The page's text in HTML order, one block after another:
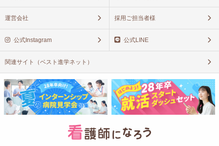
運営会社 採用ご担当者様
公式Instagram 公式LINE
関連サイト（ベスト進学ネット）